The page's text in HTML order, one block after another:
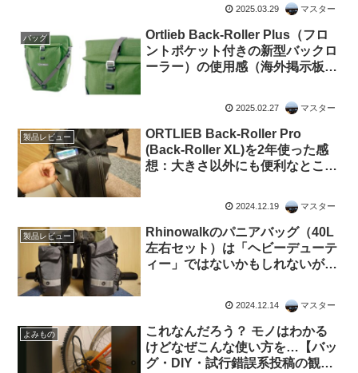
2025.03.29 マスター
バッグ
Ortlieb Back-Roller Plus（フロ
ントポケット付きの新型バックロ
ーラー）の使用感（海外掲示板よ
2025.02.27 マスター
製品レビュー
ORTLIEB Back-Roller Pro
(Back-Roller XL)を2年使った感
想：大きさ以外にも便利なところ
2024.12.19 マスター
製品レビュー
Rhinowalkのパニアバッグ（40L
左右セット）は「ヘビーデューテ
ィー」ではないかもしれないが大
2024.12.14 マスター
よみもの
これなんだろう？ モノはわかる
けどなぜこんな使い方を…【バッ
グ・DIY・試行錯誤系投稿の観